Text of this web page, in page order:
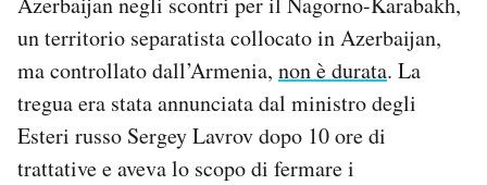
AREA PERSONALE
Area Personale
Notifiche mobile
Regala il Post
Hai bisogno di aiuto?
un territorio separatista collocato in Azerbaijan,
ma controllato dall’Armenia, non è durata. La
tregua era stata annunciata dal ministro degli
Esteri russo Sergey Lavrov dopo 10 ore di
trattative e aveva lo scopo di fermare i